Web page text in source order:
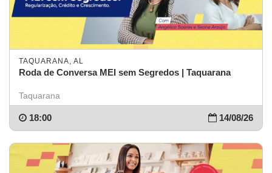
TAQUARANA, AL
Roda de Conversa MEI sem Segredos | Taquarana
Taquarana
14/08/26
18:00